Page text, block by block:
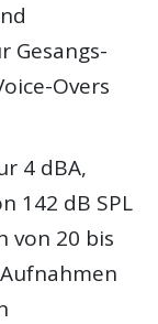
Gesangs-
Overs
4 dBA,
142 dB SPL
von 20 bis